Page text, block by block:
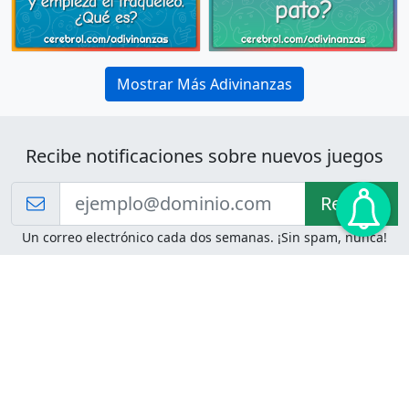
Mostrar Más Adivinanzas
Recibe notificaciones sobre nuevos juegos
Recibir!
Un correo electrónico cada dos semanas. ¡Sin spam, nunca!